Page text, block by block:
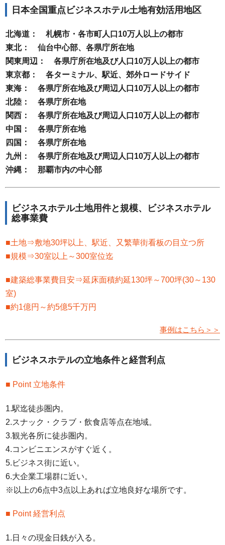
日本全国重点ビジネスホテル土地有効活用地区
北海道： 札幌市・各市町人口10万人以上の都市
東北： 仙台中心部、各県庁所在地
関東周辺： 各県庁所在地及び人口10万人以上の都市
東京都： 各ターミナル、駅近、郊外ロードサイド
東海： 各県庁所在地及び周辺人口10万人以上の都市
北陸： 各県庁所在地
関西： 各県庁所在地及び周辺人口10万人以上の都市
中国： 各県庁所在地
四国： 各県庁所在地
九州： 各県庁所在地及び周辺人口10万人以上の都市
沖縄： 那覇市内の中心部
ビジネスホテル土地用件と規模、ビジネスホテル
総事業費
■土地⇒敷地30坪以上、駅近、又繁華街看板の目立つ所
■規模⇒30室以上～300室位迄
■建築総事業費目安⇒延床面積約延130坪～700坪(30～130
室)
■約1億円～約5億5千万円
事例はこちら＞＞
ビジネスホテルの立地条件と経営利点
■ Point 立地条件
1.駅迄徒歩圏内。
2.スナック・クラブ・飲食店等点在地域。
3.観光各所に徒歩圏内。
4.コンビニエンスがすぐ近く。
5.ビジネス街に近い。
6.大企業工場群に近い。
※以上の6点中3点以上あれば立地良好な場所です。
■ Point 経営利点
1.日々の現金日銭が入る。